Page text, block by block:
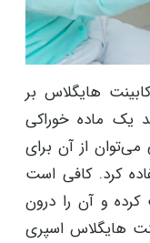
هایگلاس بر
ماده خوراکی
از آن برای
کرد. کافی است
و آن را درون
هایگلاس اسپری